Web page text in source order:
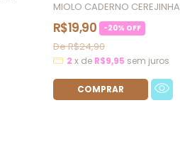
MIOLO CADERNO CEREJINHA
R$19,90 -20% OFF
R$24,90
2 x de R$9,95 sem juros